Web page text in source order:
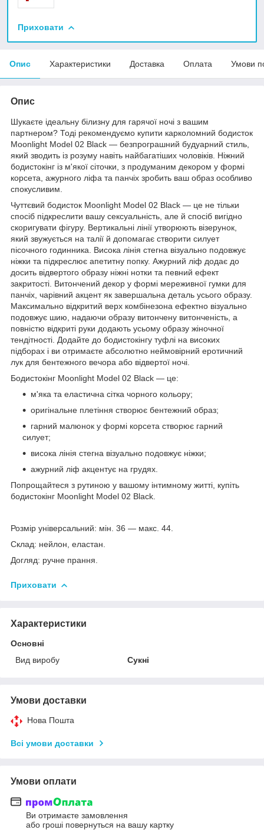
Приховати
Опис Характеристики Доставка Оплата Умови
Опис
Шукаєте ідеальну білизну для гарячої ночі з вашим
партнером? Тоді рекомендуємо купити карколомний бодисток
Moonlight Model 02 Black — безпрограшний будуарний стиль,
який зводить із розуму навіть найбагатіших чоловіків. Ніжний
бодистокінг із м'якої сіточки, з продуманим декором у формі
корсета, ажурного ліфа та панчіх зробить ваш образ особливо
спокусливим.
Чуттєвий бодисток Moonlight Model 02 Black — це не тільки
спосіб підкреслити вашу сексуальність, але й спосіб вигідно
скоригувати фігуру. Вертикальні лінії утворюють візерунок,
який звужується на талії й допомагає створити силует
пісочного годинника. Висока лінія стегна візуально подовжує
ніжки та підкреслює апетитну попку. Ажурний ліф додає до
досить відвертого образу ніжні нотки та певний ефект
закритості. Витончений декор у формі мереживної гумки для
панчіх, чарівний акцент як завершальна деталь усього образу.
Максимально відкритий верх комбінезона ефектно візуально
подовжує шию, надаючи образу витончену витонченість, а
повністю відкриті руки додають усьому образу жіночної
тендітності. Додайте до бодистокінгу туфлі на високих
підборах і ви отримаєте абсолютно неймовірний еротичний
лук для бентежного вечора або відвертої ночі.
Бодистокінг Moonlight Model 02 Black — це:
м'яка та еластична сітка чорного кольору;
оригінальне плетіння створює бентежний образ;
гарний малюнок у формі корсета створює гарний
силует;
висока лінія стегна візуально подовжує ніжки;
ажурний ліф акцентує на грудях.
Попрощайтеся з рутиною у вашому інтимному житті, купіть
бодистокінг Moonlight Model 02 Black.
Розмір універсальний: мін. 36 — макс. 44.
Склад: нейлон, еластан.
Догляд: ручне прання.
Приховати
Характеристики
Основні
Вид виробу
Сукні
Умови доставки
Нова Пошта
Всі умови доставки
Умови оплати
Ви отримаєте замовлення
або гроші повернуться на вашу картку